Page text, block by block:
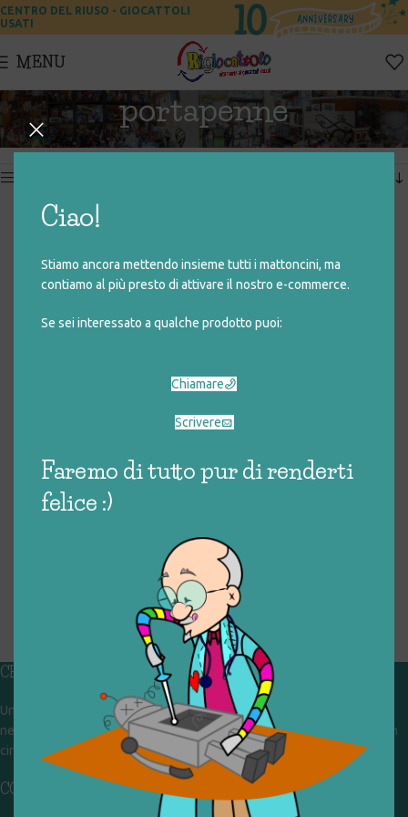
Ciao!
Stiamo ancora mettendo insieme tutti i mattoncini, ma
contiamo al più presto di attivare il nostro e-commerce.
Se sei interessato a qualche prodotto puoi:
Chiamare
Scrivere
Faremo di tutto pur di renderti
felice :)
CENTRO DEL RIUSO - GIOCATTOLI
USATI
MENU
portapenne
Home Prodotti taggati “portapenne” Visualizzazione di 3 risultati
€3,00 €6,00
PORTAPENNE PINOCCHIO
CHI SIAMO
Un gruppo di volontari che sognano di diventare un centro del riuso e
nel frattempo ricevono in dono giocattoli, li riparano e li reimmettono in
circolazione. Operiamo per un'economia civile, circolare e sostenibile.
CONTATTI